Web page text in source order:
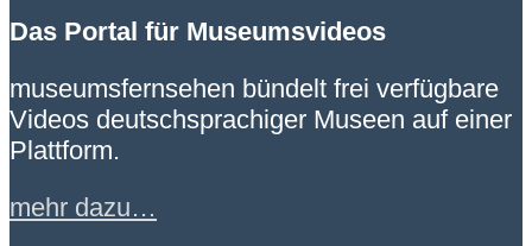
Das Portal für Museumsvideos
museumsfernsehen bündelt frei verfügbare
Videos deutschsprachiger Museen auf einer
Plattform.
mehr dazu…